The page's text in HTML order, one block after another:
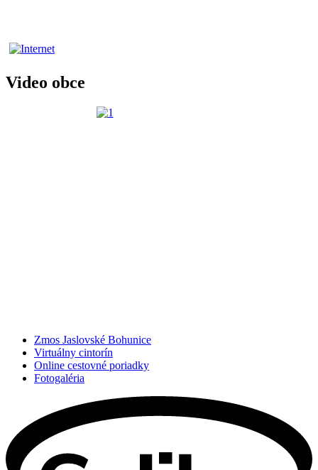
Video obce
Zmos Jaslovské Bohunice
Virtuálny cintorín
Online cestovné poriadky
Fotogaléria